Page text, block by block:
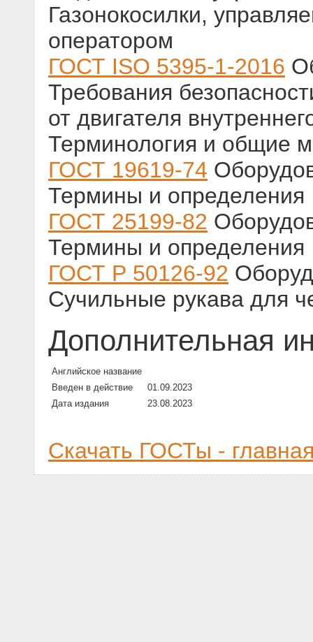
Газонокосилки,
оператором
ГОСТ ISO 5395-1-2016
Требования
от двигателя
Терминология и общие
ГОСТ 19619-74
Термины и определения
ГОСТ 25199-82
Термины и определения
ГОСТ Р 50126-92
Сучильные рукава для
Дополнительная
Английское название
Введен в действие
01.09.2023
Дата издания
23.08.2023
Скачать ГОСТы -